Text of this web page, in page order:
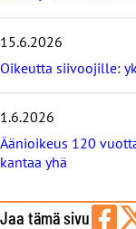
g
i
t
15.6.2026
Oikeutta siivoojille:
1.6.2026
Äänioikeus 120
kantaa yhä
Jaa tämä sivu